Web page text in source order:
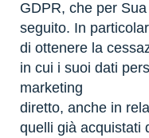
GDPR, che per
seguito. In
di ottenere la
in cui i suoi dati
marketing
diretto, anche in
quelli già acquistati